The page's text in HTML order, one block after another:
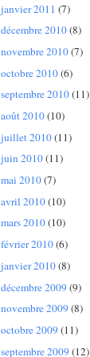
janvier 2011 (7)
décembre 2010(8)
novembre 2010(7)
octobre 2010(6)
septembre 2010(11)
août 2010(10)
juillet 2010(11)
juin 2010(11)
mai 2010(7)
avril 2010(10)
mars 2010(10)
février 2010(6)
janvier 2010(8)
décembre 2009 (9)
novembre 2009 (8)
octobre 2009 (11)
septembre 2009 (12)